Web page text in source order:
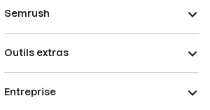
Semrush
Outils extras
Entreprise